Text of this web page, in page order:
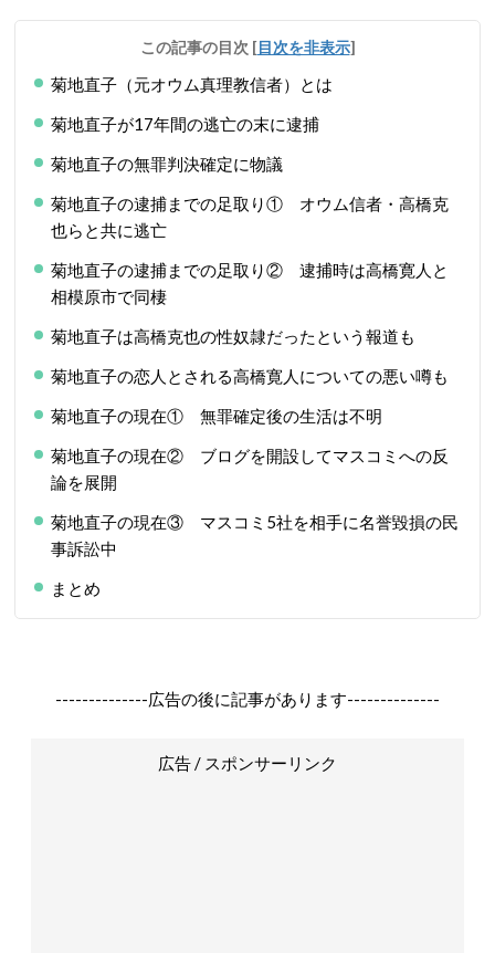
この記事の目次 [目次を非表示]
菊地直子（元オウム真理教信者）とは
菊地直子が17年間の逃亡の末に逮捕
菊地直子の無罪判決確定に物議
菊地直子の逮捕までの足取り① オウム信者・高橋克
也らと共に逃亡
菊地直子の逮捕までの足取り② 逮捕時は高橋寛人と
相模原市で同棲
菊地直子は高橋克也の性奴隷だったという報道も
菊地直子の恋人とされる高橋寛人についての悪い噂も
菊地直子の現在① 無罪確定後の生活は不明
菊地直子の現在② ブログを開設してマスコミへの反
論を展開
菊地直子の現在③ マスコミ5社を相手に名誉毀損の民
事訴訟中
まとめ
--------------広告の後に記事があります--------------
広告 / スポンサーリンク